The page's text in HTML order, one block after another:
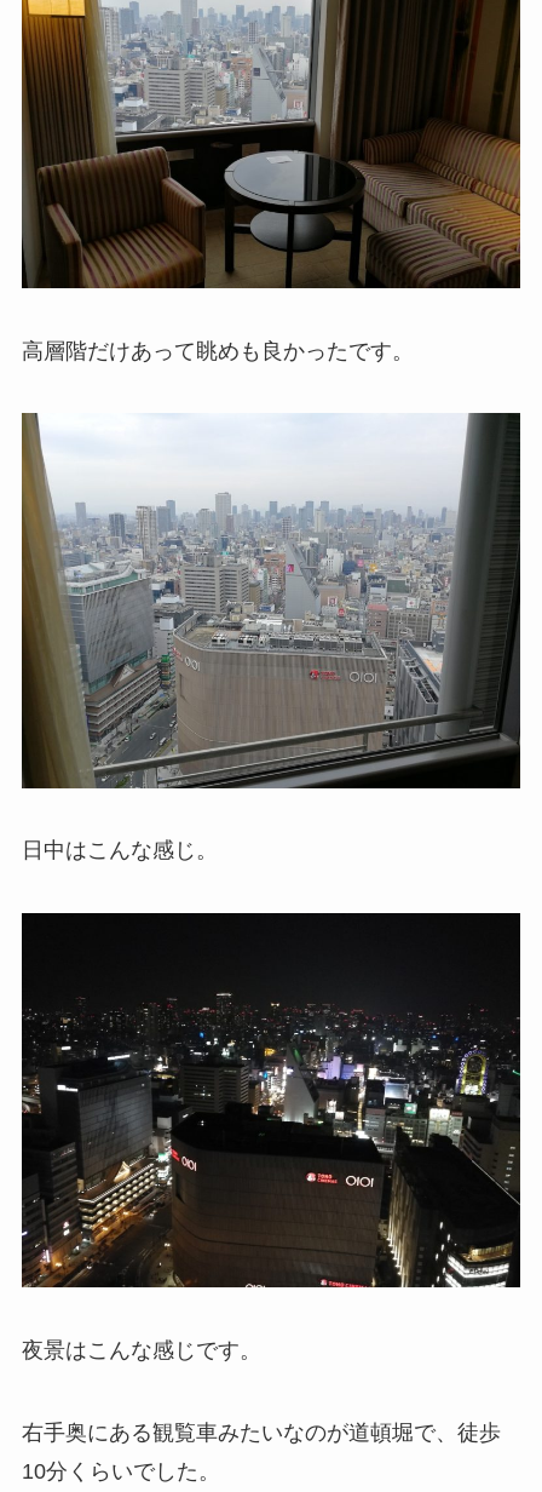
高層階だけあって眺めも良かったです。
日中はこんな感じ。
夜景はこんな感じです。
右手奥にある観覧車みたいなのが道頓堀で、徒歩
10分くらいでした。